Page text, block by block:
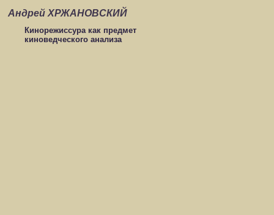
Андрей ХРЖАНОВСКИЙ
Кинорежиссура как предмет
киноведческого анализа